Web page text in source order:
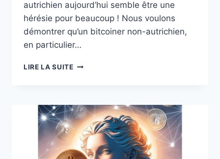
autrichien aujourd’hui semble être une
hérésie pour beaucoup ! Nous voulons
démontrer qu’un bitcoiner non-autrichien,
en particulier…
LIRE LA SUITEREFLEXION :
PIEGE
DE
L’ECOLE
AUTRICHIENNE